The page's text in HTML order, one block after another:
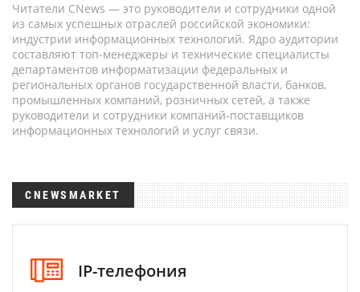
Читатели CNews — это руководители и сотрудники одной
из самых успешных отраслей российской экономики:
индустрии информационных технологий. Ядро аудитории
составляют топ-менеджеры и технические специалисты
департаментов информатизации федеральных и
региональных органов государственной власти, банков,
промышленных компаний, розничных сетей, а также
руководители и сотрудники компаний-поставщиков
информационных технологий и услуг связи.
CNEWSMARKET
IP-телефония